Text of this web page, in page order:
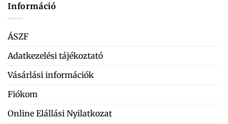
Információ
ÁSZF
Adatkezelési tájékoztató
Vásárlási információk
Fiókom
Online Elállási Nyilatkozat